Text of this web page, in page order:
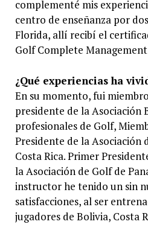
complementé mis
centro de enseñanza por
Florida, allí recibí el
Golf Complete Management
¿Qué experiencias ha
En su momento, fui
presidente de la Asociación
profesionales de Golf,
Presidente de la Asociación
Costa Rica. Primer
la Asociación de Golf de
instructor he tenido un sin
satisfacciones, al ser
jugadores de Bolivia, Costa